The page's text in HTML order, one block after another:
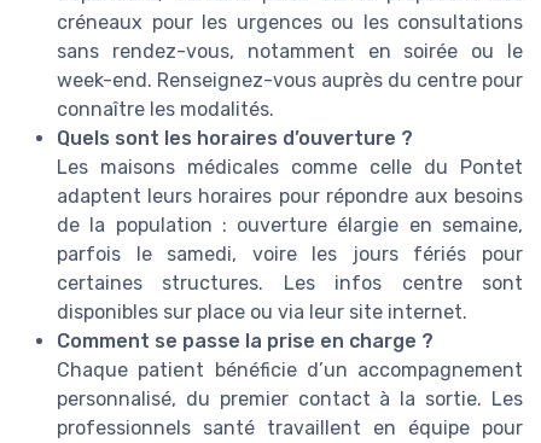
créneaux pour les urgences ou les consultations
sans rendez-vous, notamment en soirée ou le
week-end. Renseignez-vous auprès du centre pour
connaître les modalités.
Quels sont les horaires d’ouverture ?
Les maisons médicales comme celle du Pontet
adaptent leurs horaires pour répondre aux besoins
de la population : ouverture élargie en semaine,
parfois le samedi, voire les jours fériés pour
certaines structures. Les infos centre sont
disponibles sur place ou via leur site internet.
Comment se passe la prise en charge ?
Chaque patient bénéficie d’un accompagnement
personnalisé, du premier contact à la sortie. Les
professionnels santé travaillent en équipe pour